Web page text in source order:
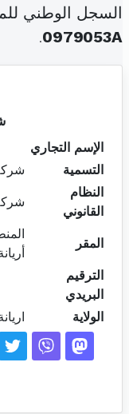
السجل الوطني
0979053A
.
الإسم التجاري
التسمية
النظام
القانوني
المقر
الترقيم
البريدي
الولاية